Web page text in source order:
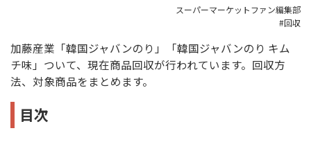
スーパーマーケットファン編集部
回収
加藤産業「韓国ジャバンのり」「韓国ジャバンのり キム
チ味」ついて、現在商品回収が行われています。回収方
法、対象商品をまとめます。
目次